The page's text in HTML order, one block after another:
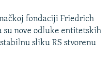
fondaciji Friedrich
su nove odluke entitetskih
sliku RS stvorenu